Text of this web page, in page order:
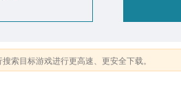
索目标游戏进行更高速、更安全下载。